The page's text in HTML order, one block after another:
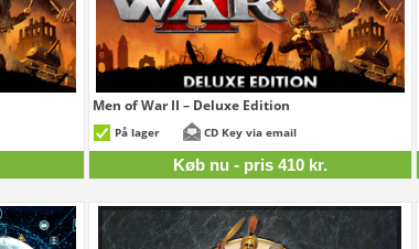
Men of War II – Deluxe Edition
På lager CD Key via email
Køb nu - pris 410 kr.